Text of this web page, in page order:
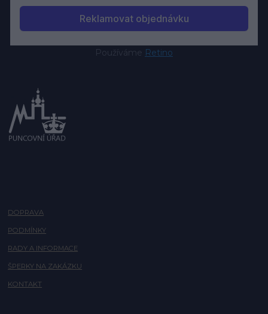
Používáme Retino
DOPRAVA
PODMÍNKY
RADY A INFORMACE
ŠPERKY NA ZAKÁZKU
KONTAKT